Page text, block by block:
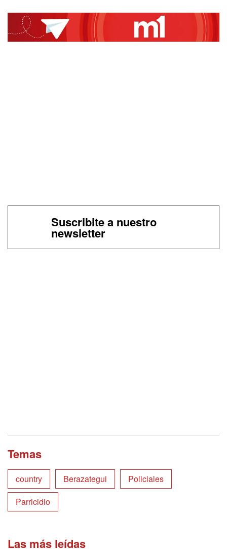
Suscribite a nuestro
newsletter
Temas
country Berazategui
Policiales
Parricidio
Las más leídas